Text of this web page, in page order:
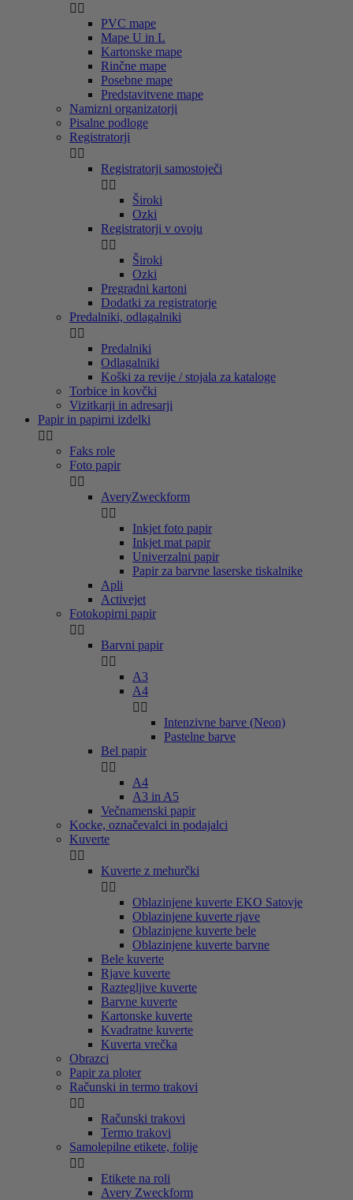
 
PVC mape
Mape U in L
Kartonske mape
Rinčne mape
Posebne mape
Predstavitvene mape
Namizni organizatorji
Pisalne podloge
Registratorji
 
Registratorji samostoječi
 
Široki
Ozki
Registratorji v ovoju
 
Široki
Ozki
Pregradni kartoni
Dodatki za registratorje
Predalniki, odlagalniki
 
Predalniki
Odlagalniki
Koški za revije / stojala za kataloge
Torbice in kovčki
Vizitkarji in adresarji
Papir in papirni izdelki
 
Faks role
Foto papir
 
AveryZweckform
 
Inkjet foto papir
Inkjet mat papir
Univerzalni papir
Papir za barvne laserske tiskalnike
Apli
Activejet
Fotokopirni papir
 
Barvni papir
 
A3
A4
 
Intenzivne barve (Neon)
Pastelne barve
Bel papir
 
A4
A3 in A5
Večnamenski papir
Kocke, označevalci in podajalci
Kuverte
 
Kuverte z mehurčki
 
Oblazinjene kuverte EKO Satovje
Oblazinjene kuverte rjave
Oblazinjene kuverte bele
Oblazinjene kuverte barvne
Bele kuverte
Rjave kuverte
Raztegljive kuverte
Barvne kuverte
Kartonske kuverte
Kvadratne kuverte
Kuverta vrečka
Obrazci
Papir za ploter
Računski in termo trakovi
 
Računski trakovi
Termo trakovi
Samolepilne etikete, folije
 
Etikete na roli
Avery Zweckform